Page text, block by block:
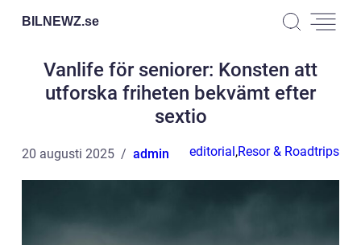
BILNEWZ.se
Vanlife för seniorer: Konsten att
utforska friheten bekvämt efter
sextio
20 augusti 2025 admin editorial,Resor & Roadtrips